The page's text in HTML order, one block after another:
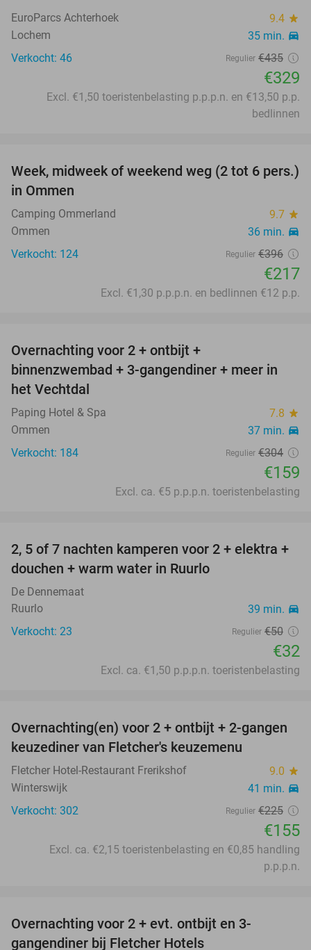
EuroParcs Achterhoek 9.4 star
Lochem 35 min. directions_car
Verkocht: 46 Regulier €435
€329
Excl. €1,50 toeristenbelasting p.p.p.n. en €13,50 p.p.
bedlinnen
45%
Week, midweek of weekend weg (2 tot 6 pers.)
in Ommen
Camping Ommerland 9.7 star
Ommen 36 min. directions_car
Verkocht: 124 Regulier €396
€217
Excl. €1,30 p.p.p.n. en bedlinnen €12 p.p.
Overnachting voor 2 + ontbijt +
binnenzwembad + 3-gangendiner + meer in
het Vechtdal
Paping Hotel & Spa 7.8 star
Ommen 37 min. directions_car
Verkocht: 184 Regulier €304
€159
Excl. ca. €5 p.p.p.n. toeristenbelasting
36%
2, 5 of 7 nachten kamperen voor 2 + elektra +
douchen + warm water in Ruurlo
De Dennemaat
Ruurlo
39 min. directions_car
Verkocht: 23 Regulier €50
€32
Excl. ca. €1,50 p.p.p.n. toeristenbelasting
31%
Overnachting(en) voor 2 + ontbijt + 2-gangen
keuzediner van Fletcher's keuzemenu
Fletcher Hotel-Restaurant Frerikshof 9.0 star
Winterswijk 41 min. directions_car
Verkocht: 302 Regulier €225
€155
Excl. ca. €2,15 toeristenbelasting en €0,85 handling
p.p.p.n.
Overnachting voor 2 + evt. ontbijt en 3-
gangendiner bij Fletcher Hotels